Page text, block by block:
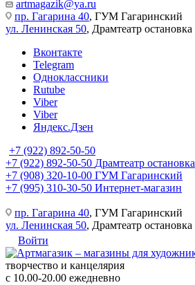
artmagazik@ya.ru
пр. Гагарина 40, ГУМ Гагаринский
ул. Ленинская 50, Драмтеатр остановка
Вконтакте
Telegram
Одноклассники
Rutube
Viber
Viber
Яндекс.Дзен
+7 (922) 892-50-50
+7 (922) 892-50-50 Драмтеатр остановка
+7 (908) 320-10-00 ГУМ Гагаринский
+7 (995) 310-30-50 Интернет-магазин
пр. Гагарина 40, ГУМ Гагаринский
ул. Ленинская 50, Драмтеатр остановка
Войти
творчество и канцелярия
с 10.00-20.00 ежедневно